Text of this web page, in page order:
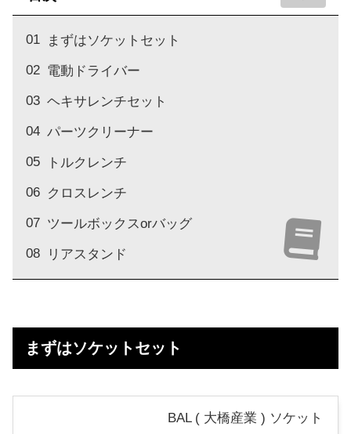
まずはソケットセット
電動ドライバー
ヘキサレンチセット
パーツクリーナー
トルクレンチ
クロスレンチ
ツールボックスorバッグ
リアスタンド
まずはソケットセット
BAL ( 大橋産業 ) ソケット